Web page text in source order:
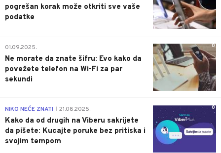
pogrešan korak može otkriti sve vaše
podatke
0
01.09.2025.
Ne morate da znate šifru: Evo kako da
povežete telefon na Wi-Fi za par
sekundi
0
NIKO NEĆE ZNATI 21.08.2025.
Kako da od drugih na Viberu sakrijete
da pišete: Kucajte poruke bez pritiska i
svojim tempom